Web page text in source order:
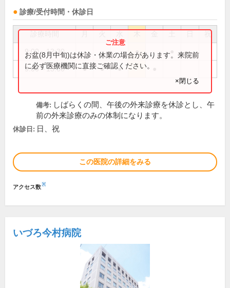
診療/受付時間・休診日
祝
9:00～12:30 ●
9:00～13:00 ● ● ●
お盆(8月中旬)は休診・休業の場合があります。来院前
に必ず医療機関に直接ご確認ください。
×閉じる
備考: しばらくの間、午後の外来診療を休診とし、午
前の外来診療のみの体制になります。
休診日: 日、祝
この医院の詳細をみる
アクセス数※
いづろ今村病院